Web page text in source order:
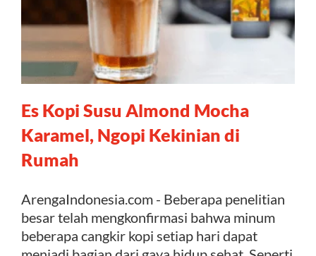
Es Kopi Susu Almond Mocha
Karamel, Ngopi Kekinian di
Rumah
ArengaIndonesia.com - Beberapa penelitian
besar telah mengkonfirmasi bahwa minum
beberapa cangkir kopi setiap hari dapat